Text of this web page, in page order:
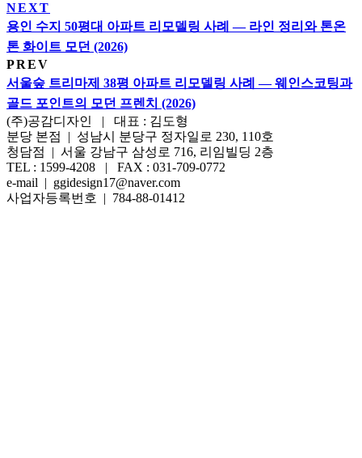
NEXT
용인 수지 50평대 아파트 리모델링 사례 — 라인 정리와 톤온
톤 화이트 모던 (2026)
PREV
서울숲 트리마제 38평 아파트 리모델링 사례 — 웨인스코팅과
골드 포인트의 모던 프렌치 (2026)
(주)공감디자인 | 대표 : 김도형
분당 본점 | 성남시 분당구 정자일로 230, 110호
청담점 | 서울 강남구 삼성로 716, 리임빌딩 2층
TEL : 1599-4208 | FAX : 031-709-0772
e-mail | ggidesign17@naver.com
사업자등록번호 | 784-88-01412